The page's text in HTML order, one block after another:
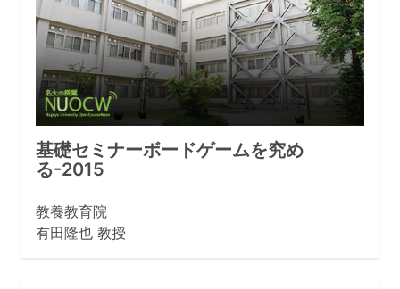
基礎セミナーボードゲームを究め
る-2015
教養教育院
有田隆也 教授